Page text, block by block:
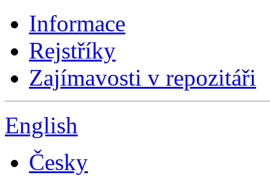
Informace
Rejstříky
Zajímavosti v repozitáři
English
Česky